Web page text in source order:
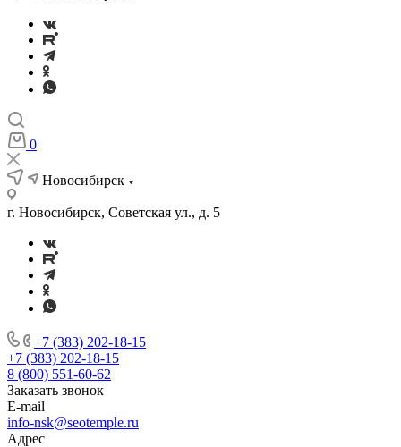
0
Новосибирск
г. Новосибирск, Советская ул., д. 5
+7 (383) 202-18-15
+7 (383) 202-18-15
8 (800) 551-60-62
Заказать звонок
E-mail
info-nsk@seotemple.ru
Адрес